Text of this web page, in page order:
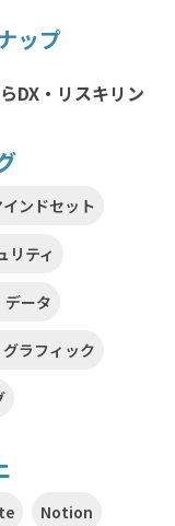
ップ
DX・リスキリン
インドセット
リティ
データ
ラフィック
Notion